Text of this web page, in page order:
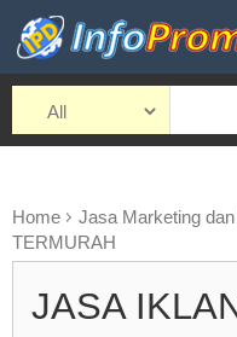
Home Jasa Marketing
TERMURAH
JASA